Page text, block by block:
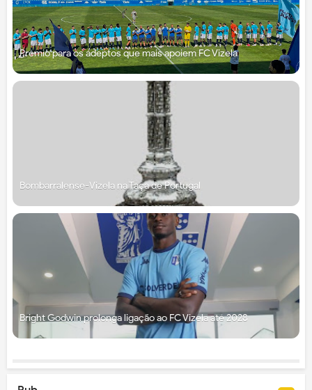
Prémio para os adeptos que mais apoiem FC Vizela
Bombarralense-Vizela na Taça de Portugal
Bright Godwin prolonga ligação ao FC Vizela até 2028